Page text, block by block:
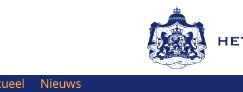
Naar de homepage
Nieuws